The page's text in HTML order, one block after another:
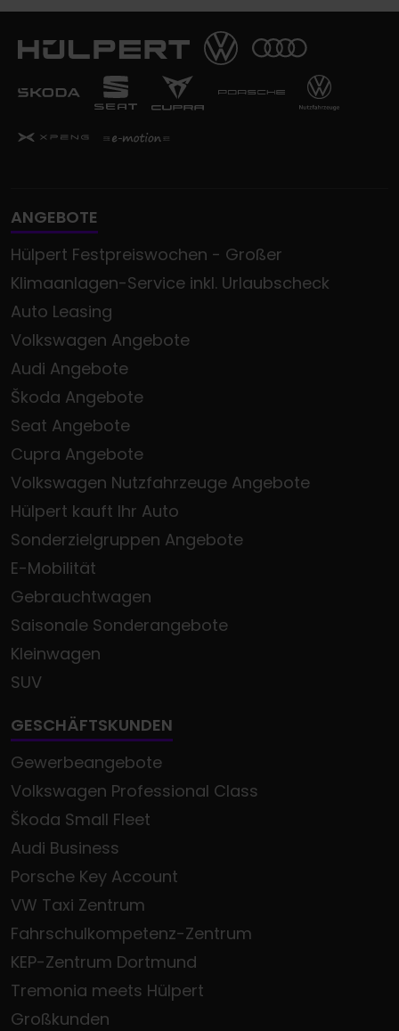
ANGEBOTE
Hülpert Festpreiswochen - Großer
Klimaanlagen-Service inkl. Urlaubscheck
Auto Leasing
Volkswagen Angebote
Audi Angebote
Škoda Angebote
Seat Angebote
Cupra Angebote
Volkswagen Nutzfahrzeuge Angebote
Hülpert kauft Ihr Auto
Sonderzielgruppen Angebote
E-Mobilität
Gebrauchtwagen
Saisonale Sonderangebote
Kleinwagen
SUV
GESCHÄFTSKUNDEN
Gewerbeangebote
Volkswagen Professional Class
Škoda Small Fleet
Audi Business
Porsche Key Account
VW Taxi Zentrum
Fahrschulkompetenz-Zentrum
KEP-Zentrum Dortmund
Tremonia meets Hülpert
Großkunden